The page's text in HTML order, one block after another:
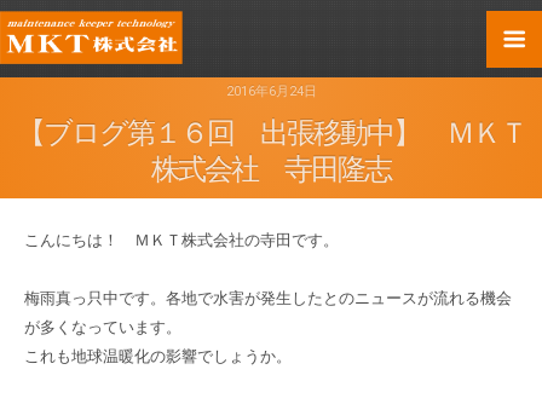
2016年6月24日
【ブログ第１６回 出張移動中】 ＭＫＴ
株式会社 寺田隆志
こんにちは！ ＭＫＴ株式会社の寺田です。
梅雨真っ只中です。各地で水害が発生したとのニュースが流れる機会
が多くなっています。
これも地球温暖化の影響でしょうか。